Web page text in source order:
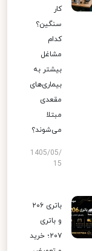
کار
سنگین؟
کدام
مشاغل
بیشتر به
بیماری‌های
مقعدی
مبتلا
می‌شوند؟
1405/05/
15
باتری ۲۰۶
و باتری
۲۰۷؛ خرید